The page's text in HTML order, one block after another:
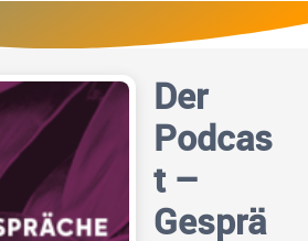
Der
Podcas
t –
Gesprä